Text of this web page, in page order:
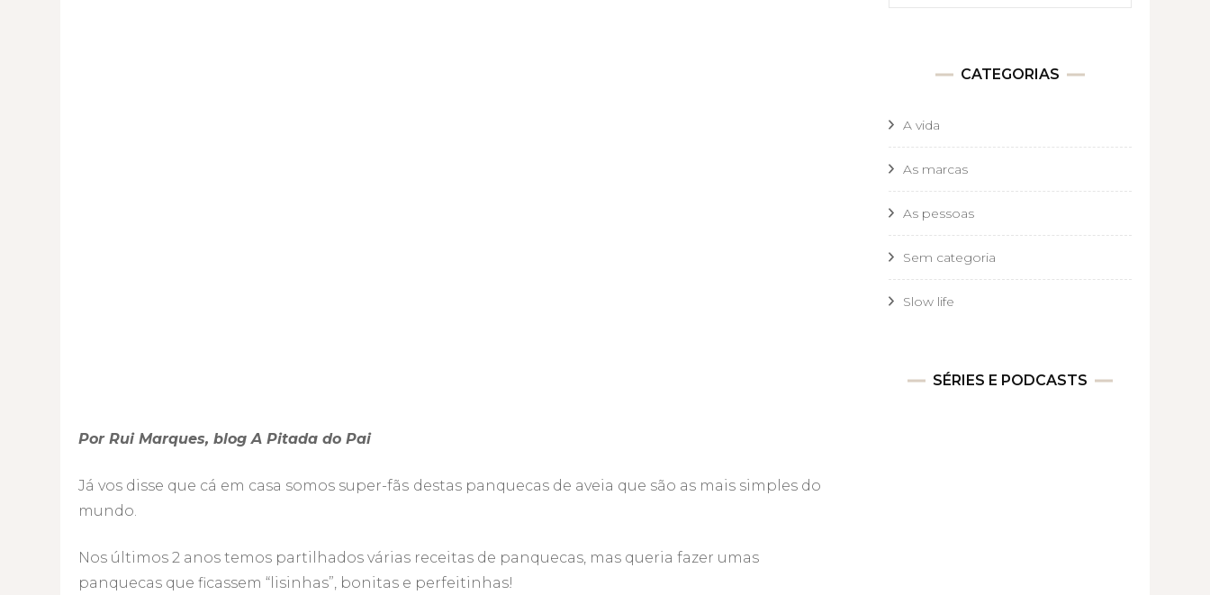
Por Rui Marques, blog A Pitada do Pai
Já vos disse que cá em casa somos super-fãs destas panquecas de aveia que são as mais simples do
mundo.
Nos últimos 2 anos temos partilhados várias receitas de panquecas, mas queria fazer umas
panquecas que ficassem “lisinhas”, bonitas e perfeitinhas!
CATEGORIAS
A vida
As marcas
As pessoas
Sem categoria
Slow life
SÉRIES E PODCASTS